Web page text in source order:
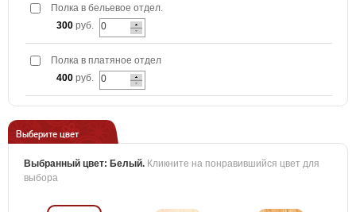
Полка в бельевое отдел.
300 руб.
Полка в платяное отдел
400 руб.
Выберите цвет
Выбранный цвет: Белый. Кликните на понравившийся цвет для
выбора